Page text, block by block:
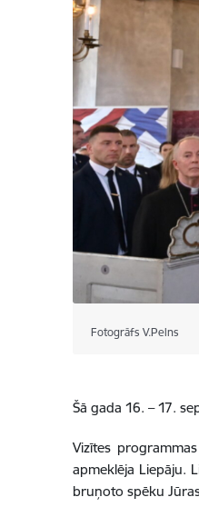
Fotogrāfs V.Pelns
Šā gada 16. – 17.
Vizītes
apmeklēja Liepāju.
bruņoto spēku